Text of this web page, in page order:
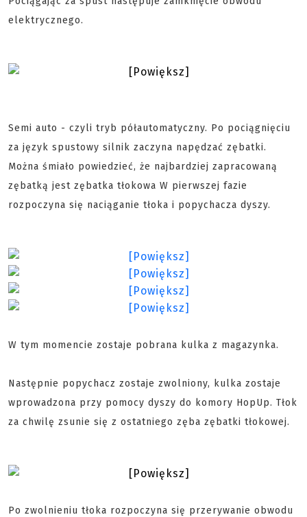
elektrycznego.
Semi auto - czyli tryb półautomatyczny. Po pociągnięciu
za język spustowy silnik zaczyna napędzać zębatki.
Można śmiało powiedzieć, że najbardziej zapracowaną
zębatką jest zębatka tłokowa W pierwszej fazie
rozpoczyna się naciąganie tłoka i popychacza dyszy.
W tym momencie zostaje pobrana kulka z magazynka.
Następnie popychacz zostaje zwolniony, kulka zostaje
wprowadzona przy pomocy dyszy do komory HopUp. Tłok
za chwilę zsunie się z ostatniego zęba zębatki tłokowej.
Po zwolnieniu tłoka rozpoczyna się przerywanie obwodu